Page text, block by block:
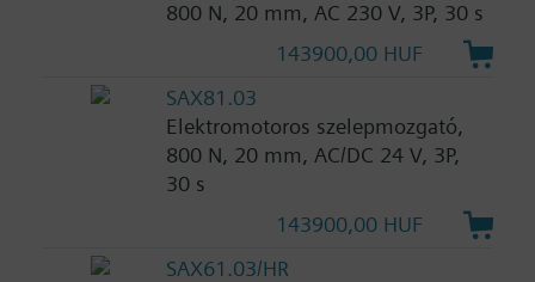
800 N, 20 mm, AC 230 V, 3P, 30 s
143900,00 HUF
SAX81.03
Elektromotoros szelepmozgató,
800 N, 20 mm, AC/DC 24 V, 3P,
30 s
143900,00 HUF
SAX61.03/HR